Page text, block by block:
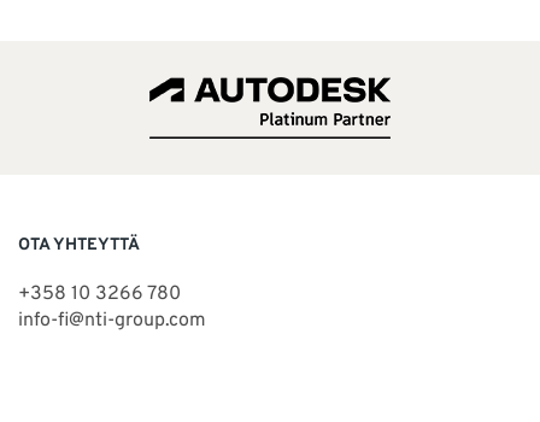
OTA YHTEYTTÄ
+358 10 3266 780
info-fi@nti-group.com